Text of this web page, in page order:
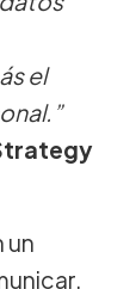
el
un